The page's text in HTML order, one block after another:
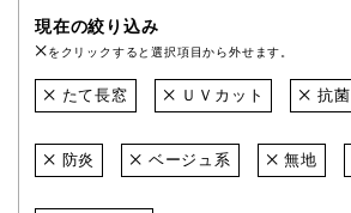
現在の絞り込み
をクリックすると選択項目から外せます。
たて長窓 ＵＶカット 抗菌
防炎 ベージュ系 無地